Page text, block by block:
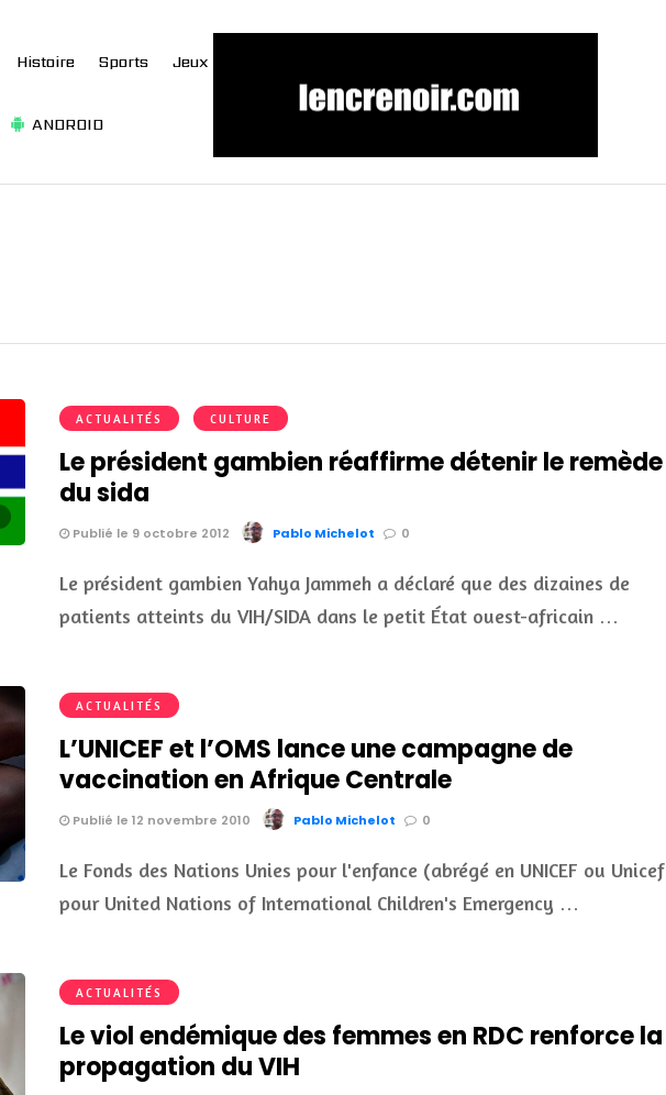
Histoire Sports Jeux
ANDROID
ACTUALITÉS CULTURE
Le président gambien réaffirme détenir le remède
du sida
Publié le 9 octobre 2012 Pablo Michelot 0
Le président gambien Yahya Jammeh a déclaré que des dizaines de
patients atteints du VIH/SIDA dans le petit État ouest-africain …
ACTUALITÉS
L’UNICEF et l’OMS lance une campagne de
vaccination en Afrique Centrale
Publié le 12 novembre 2010 Pablo Michelot 0
Le Fonds des Nations Unies pour l'enfance (abrégé en UNICEF ou Unicef
pour United Nations of International Children's Emergency …
ACTUALITÉS
Le viol endémique des femmes en RDC renforce la
propagation du VIH